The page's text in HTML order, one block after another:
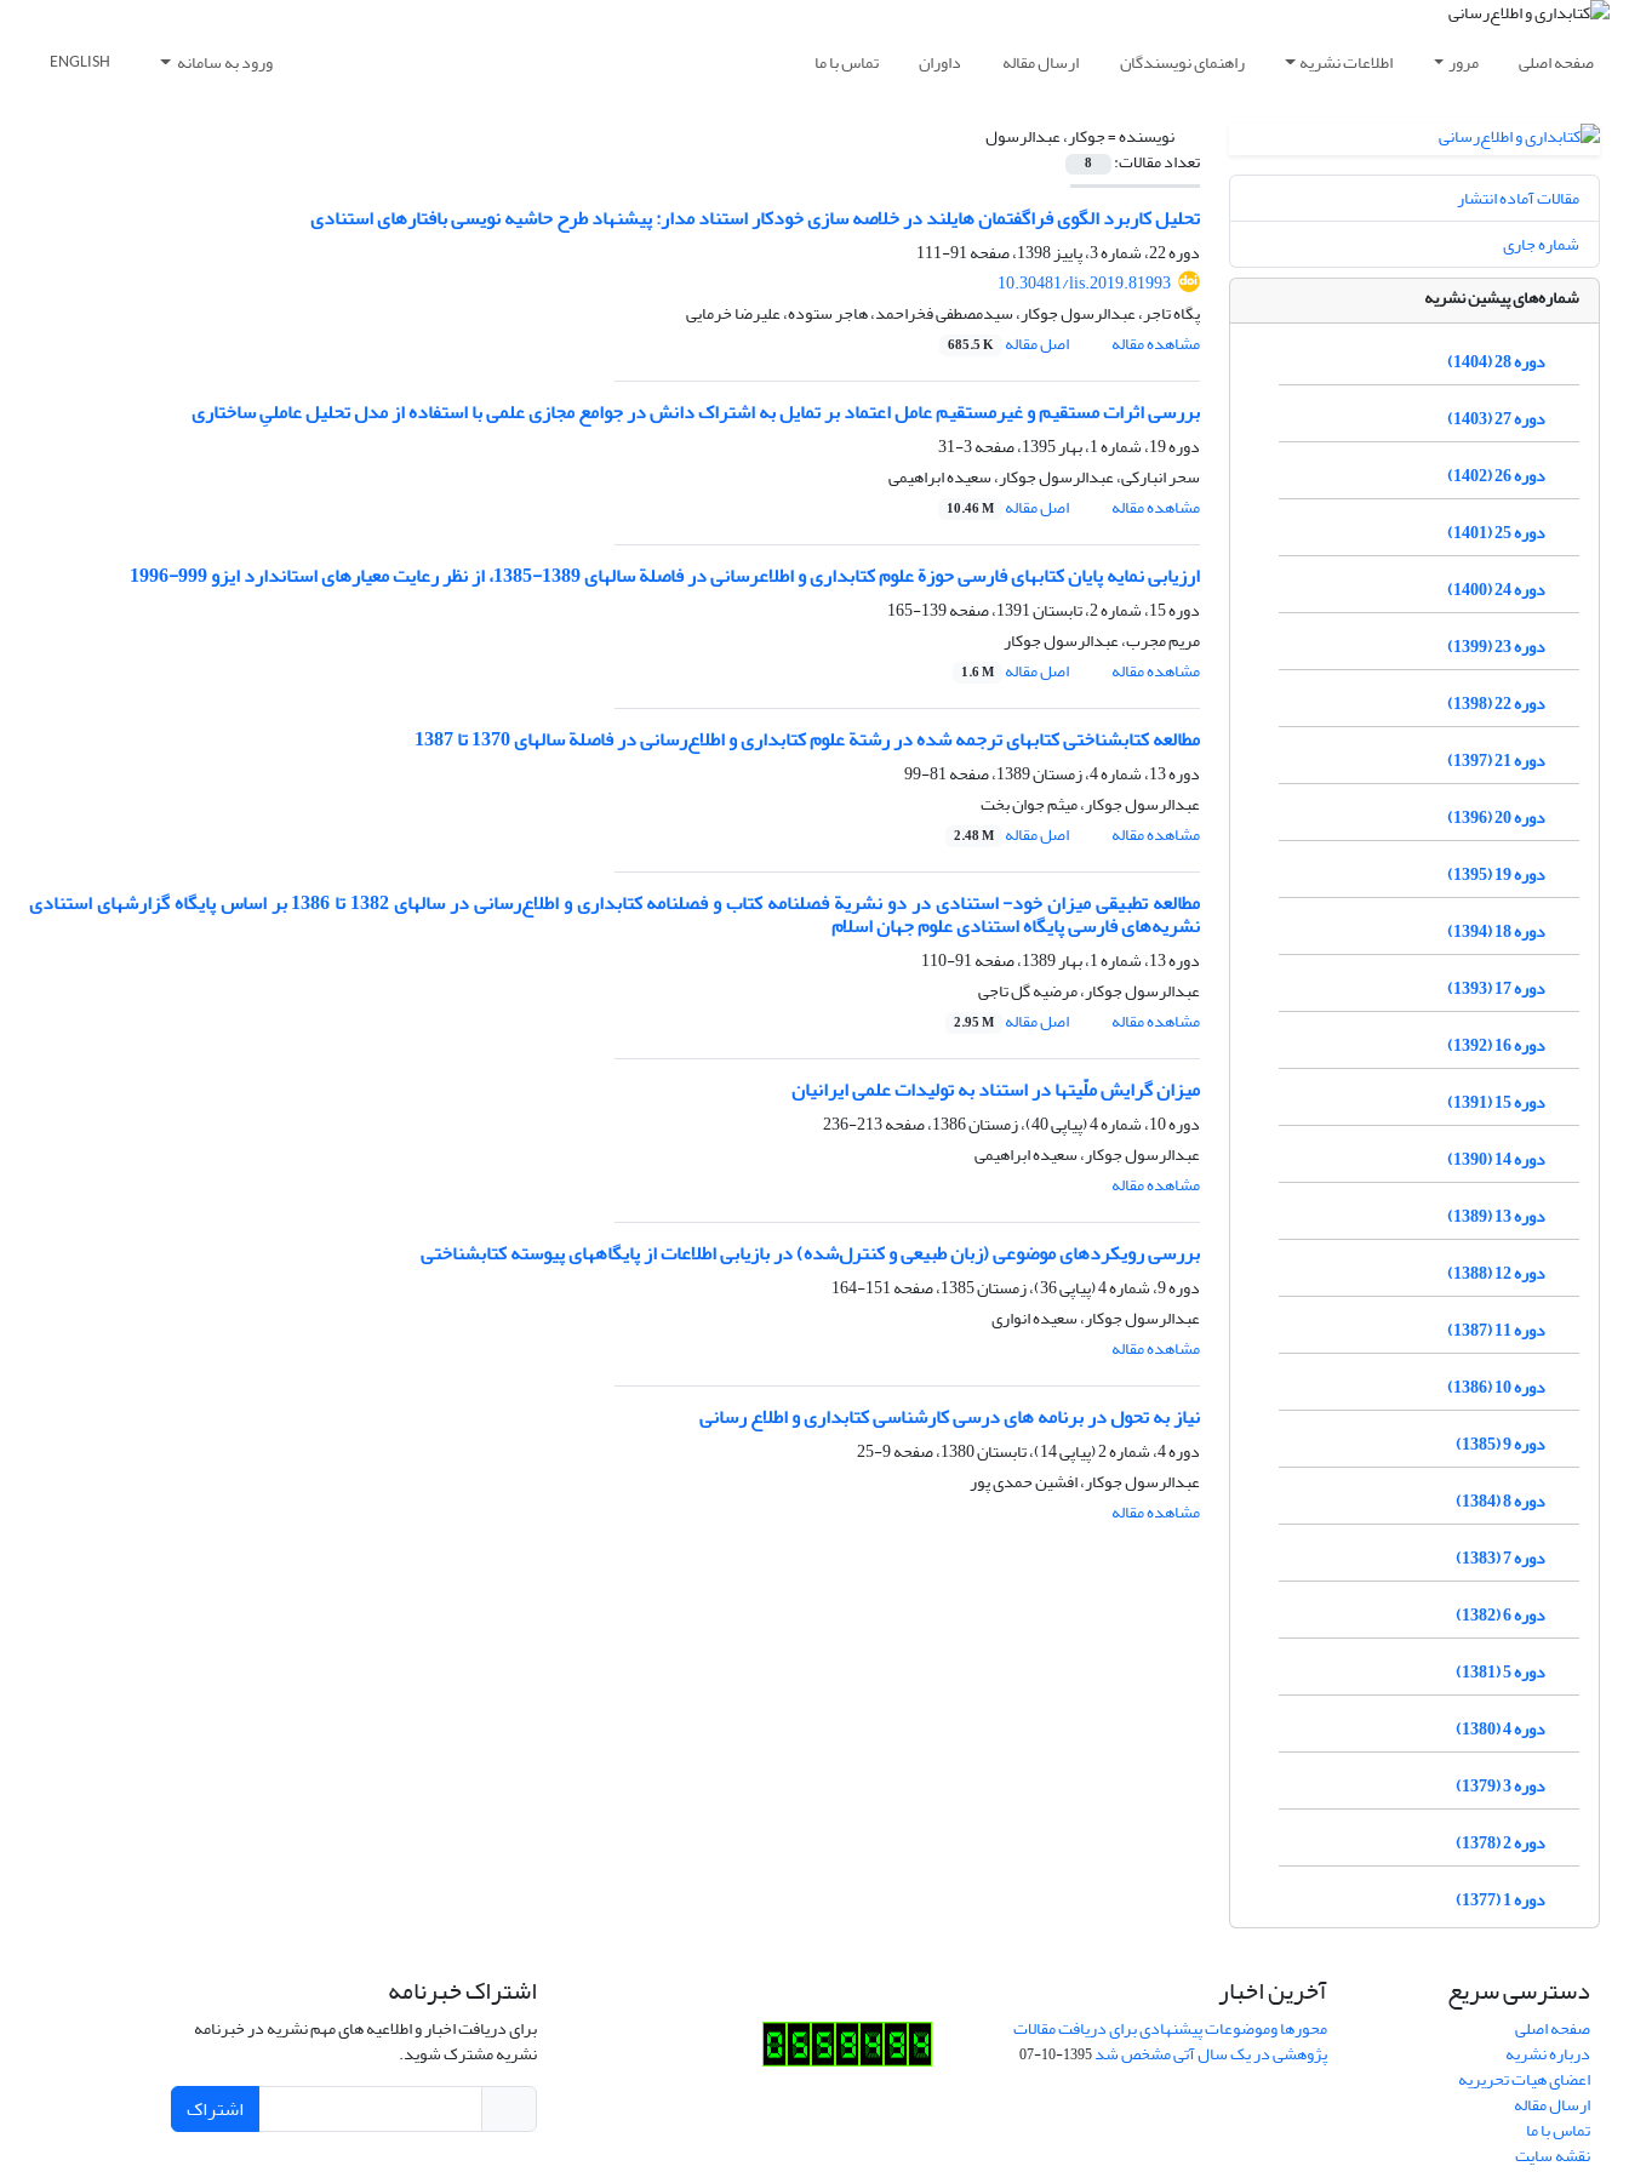
صفحه اصلی مرور اطلاعات نشریه راهنمای نویسندگان ارسال مقاله داوران تماس با ما ورود به سامانه ENGLISH
نویسنده =جوکار، عبدالرسول
تعداد مقالات: 8
تحلیل کاربرد الگوی فراگفتمان هایلند در خلاصه سازی خودکار استناد مدار: پیشنهاد طرح حاشیه نویسی بافتارهای استنادی
دوره 22، شماره 3، پاییز 1398، صفحه
91-111
10.30481/lis.2019.81993
پگاه تاجر، عبدالرسول جوکار، سیدمصطفی فخراحمد، هاجر ستوده، علیرضا خرمایی
مشاهده مقاله
اصل مقاله 685.5 K
بررسی اثرات مستقیم و غیرمستقیم عامل اعتماد بر تمایل به اشتراک دانش در جوامع مجازی علمی با استفاده از مدل تحلیل عاملیِ ساختاری
دوره 19، شماره 1، بهار 1395، صفحه
3-31
سحر انبارکی، عبدالرسول جوکار، سعیده ابراهیمی
مشاهده مقاله
اصل مقاله 10.46 M
ارزیابی نمایه پایان کتابهای فارسی حوزة علوم کتابداری و اطلاع‎رسانی در فاصلة سالهای 1389-1385، از نظر رعایت معیارهای استاندارد ایزو 999-1996
دوره 15، شماره 2، تابستان 1391، صفحه
139-165
مریم مجرب، عبدالرسول جوکار
مشاهده مقاله
اصل مقاله 1.6 M
مطالعه کتابشناختی کتابهای ترجمه شده در رشتة علوم کتابداری و اطلاع‌رسانی در فاصلة سالهای 1370 تا 1387
دوره 13، شماره 4، زمستان 1389، صفحه
81-99
عبدالرسول جوکار، میثم جوان بخت
مشاهده مقاله
اصل مقاله 2.48 M
مطالعه تطبیقی میزان خود- استنادی در دو نشریة فصلنامه کتاب و فصلنامه کتابداری و اطلاع‌رسانی در سالهای 1382 تا 1386 بر اساس پایگاه گزارشهای استنادی
نشریه‌های فارسی پایگاه استنادی علوم جهان اسلام
دوره 13، شماره 1، بهار 1389، صفحه
91-110
عبدالرسول جوکار، مرضیه گل تاجی
مشاهده مقاله
اصل مقاله 2.95 M
میزان گرایش ملّیتها در استناد به تولیدات علمی ایرانیان
دوره 10، شماره 4 (پیاپی 40)، زمستان 1386، صفحه
213-236
عبدالرسول جوکار، سعیده ابراهیمی
مشاهده مقاله
بررسی رویکردهای موضوعی (زبان طبیعی و کنترل‌شده) در بازیابی اطلاعات از پایگاههای پیوسته کتابشناختی
دوره 9، شماره 4 (پیاپی 36)، زمستان 1385، صفحه
151-164
عبدالرسول جوکار، سعیده انواری
مشاهده مقاله
نیاز به تحول در برنامه های درسی کارشناسی کتابداری و اطلاع رسانی
دوره 4، شماره 2 (پیاپی 14)، تابستان 1380، صفحه
9-25
عبدالرسول جوکار، افشین حمدی پور
مشاهده مقاله
مقالات آماده انتشار
شماره جاری
شماره‌های پیشین نشریه
دوره 28 (1404)
دوره 27 (1403)
دوره 26 (1402)
دوره 25 (1401)
دوره 24 (1400)
دوره 23 (1399)
دوره 22 (1398)
دوره 21 (1397)
دوره 20 (1396)
دوره 19 (1395)
دوره 18 (1394)
دوره 17 (1393)
دوره 16 (1392)
دوره 15 (1391)
دوره 14 (1390)
دوره 13 (1389)
دوره 12 (1388)
دوره 11 (1387)
دوره 10 (1386)
دوره 9 (1385)
دوره 8 (1384)
دوره 7 (1383)
دوره 6 (1382)
دوره 5 (1381)
دوره 4 (1380)
دوره 3 (1379)
دوره 2 (1378)
دوره 1 (1377)
دسترسی سریع
صفحه اصلی
درباره نشریه
اعضای هیات تحریریه
ارسال مقاله
تماس با ما
نقشه سایت
آخرین اخبار
محورها وموضوعات پیشنهادی برای دریافت مقالات
پژوهشی در یک سال آتی مشخص شد1395-10-07
اشتراک خبرنامه
برای دریافت اخبار و اطلاعیه های مهم نشریه در خبرنامه
نشریه مشترک شوید.
اشتراک